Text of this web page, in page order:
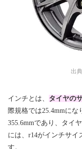
出
インチとは、 タイヤの
際規格では25.4mmに
355.6mmであり、タイ
には、r14がインチサイ
す。